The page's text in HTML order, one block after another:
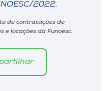
2022.
de contratações de
e locações da Funoesc.